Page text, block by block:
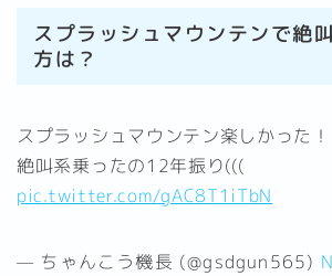
スプラッシュマウンテンで絶
方は？
スプラッシュマウンテン楽しかった！
絶叫系乗ったの12年振り(((
pic.twitter.com/gAC8T1iTbN
— ちゃんこう機長 (@gsdgun565)